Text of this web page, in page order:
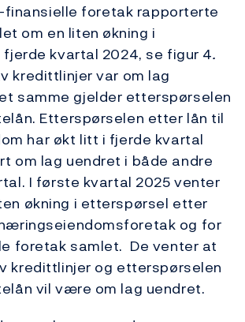
finansielle foretak rapporterte
om en liten økning i
kvartal 2024, se figur 4.
kredittlinjer var om lag
samme gjelder etterspørselen
Etterspørselen etter lån til
har økt litt i fjerde kvartal
om lag uendret i både andre
I første kvartal 2025 venter
økning i etterspørsel etter
og for
foretak samlet. De venter at
kredittlinjer og etterspørselen
vil være om lag uendret.